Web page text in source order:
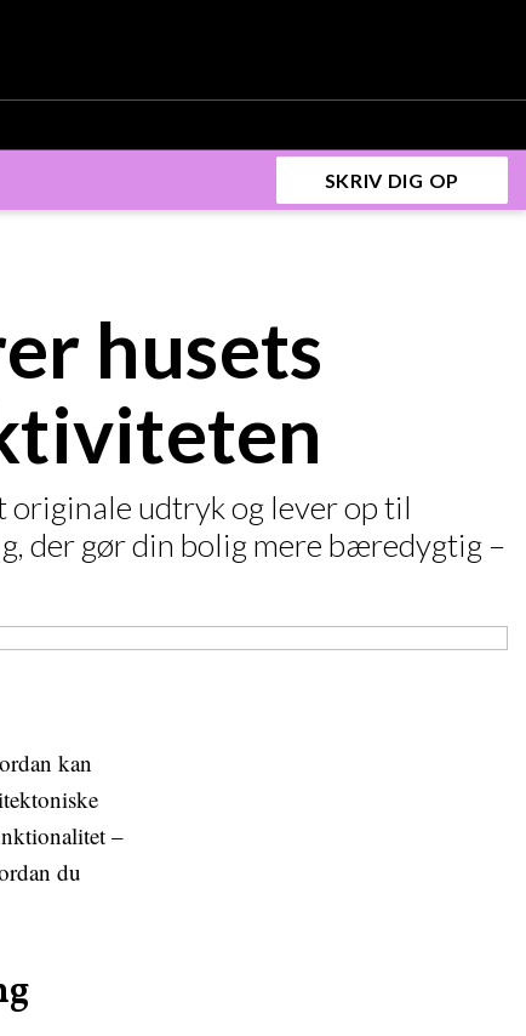
SKRIV DIG OP
husets
originale udtryk og lever op til
der gør din bolig mere bæredygtig –
kan
–
du